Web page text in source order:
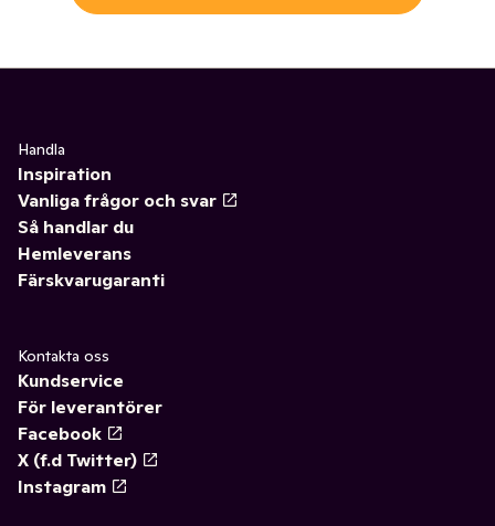
Handla
Inspiration
Vanliga frågor och svar
Så handlar du
Hemleverans
Färskvarugaranti
Kontakta oss
Kundservice
För leverantörer
Facebook
X (f.d Twitter)
Instagram